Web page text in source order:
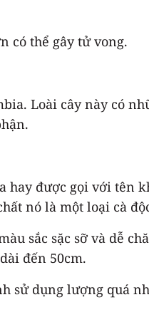
có thể gây tử vong.
Loài cây này có
hay được gọi với tên
nó là một loại cà
sắc sặc sỡ và dễ
đến 50cm.
sử dụng lượng quá